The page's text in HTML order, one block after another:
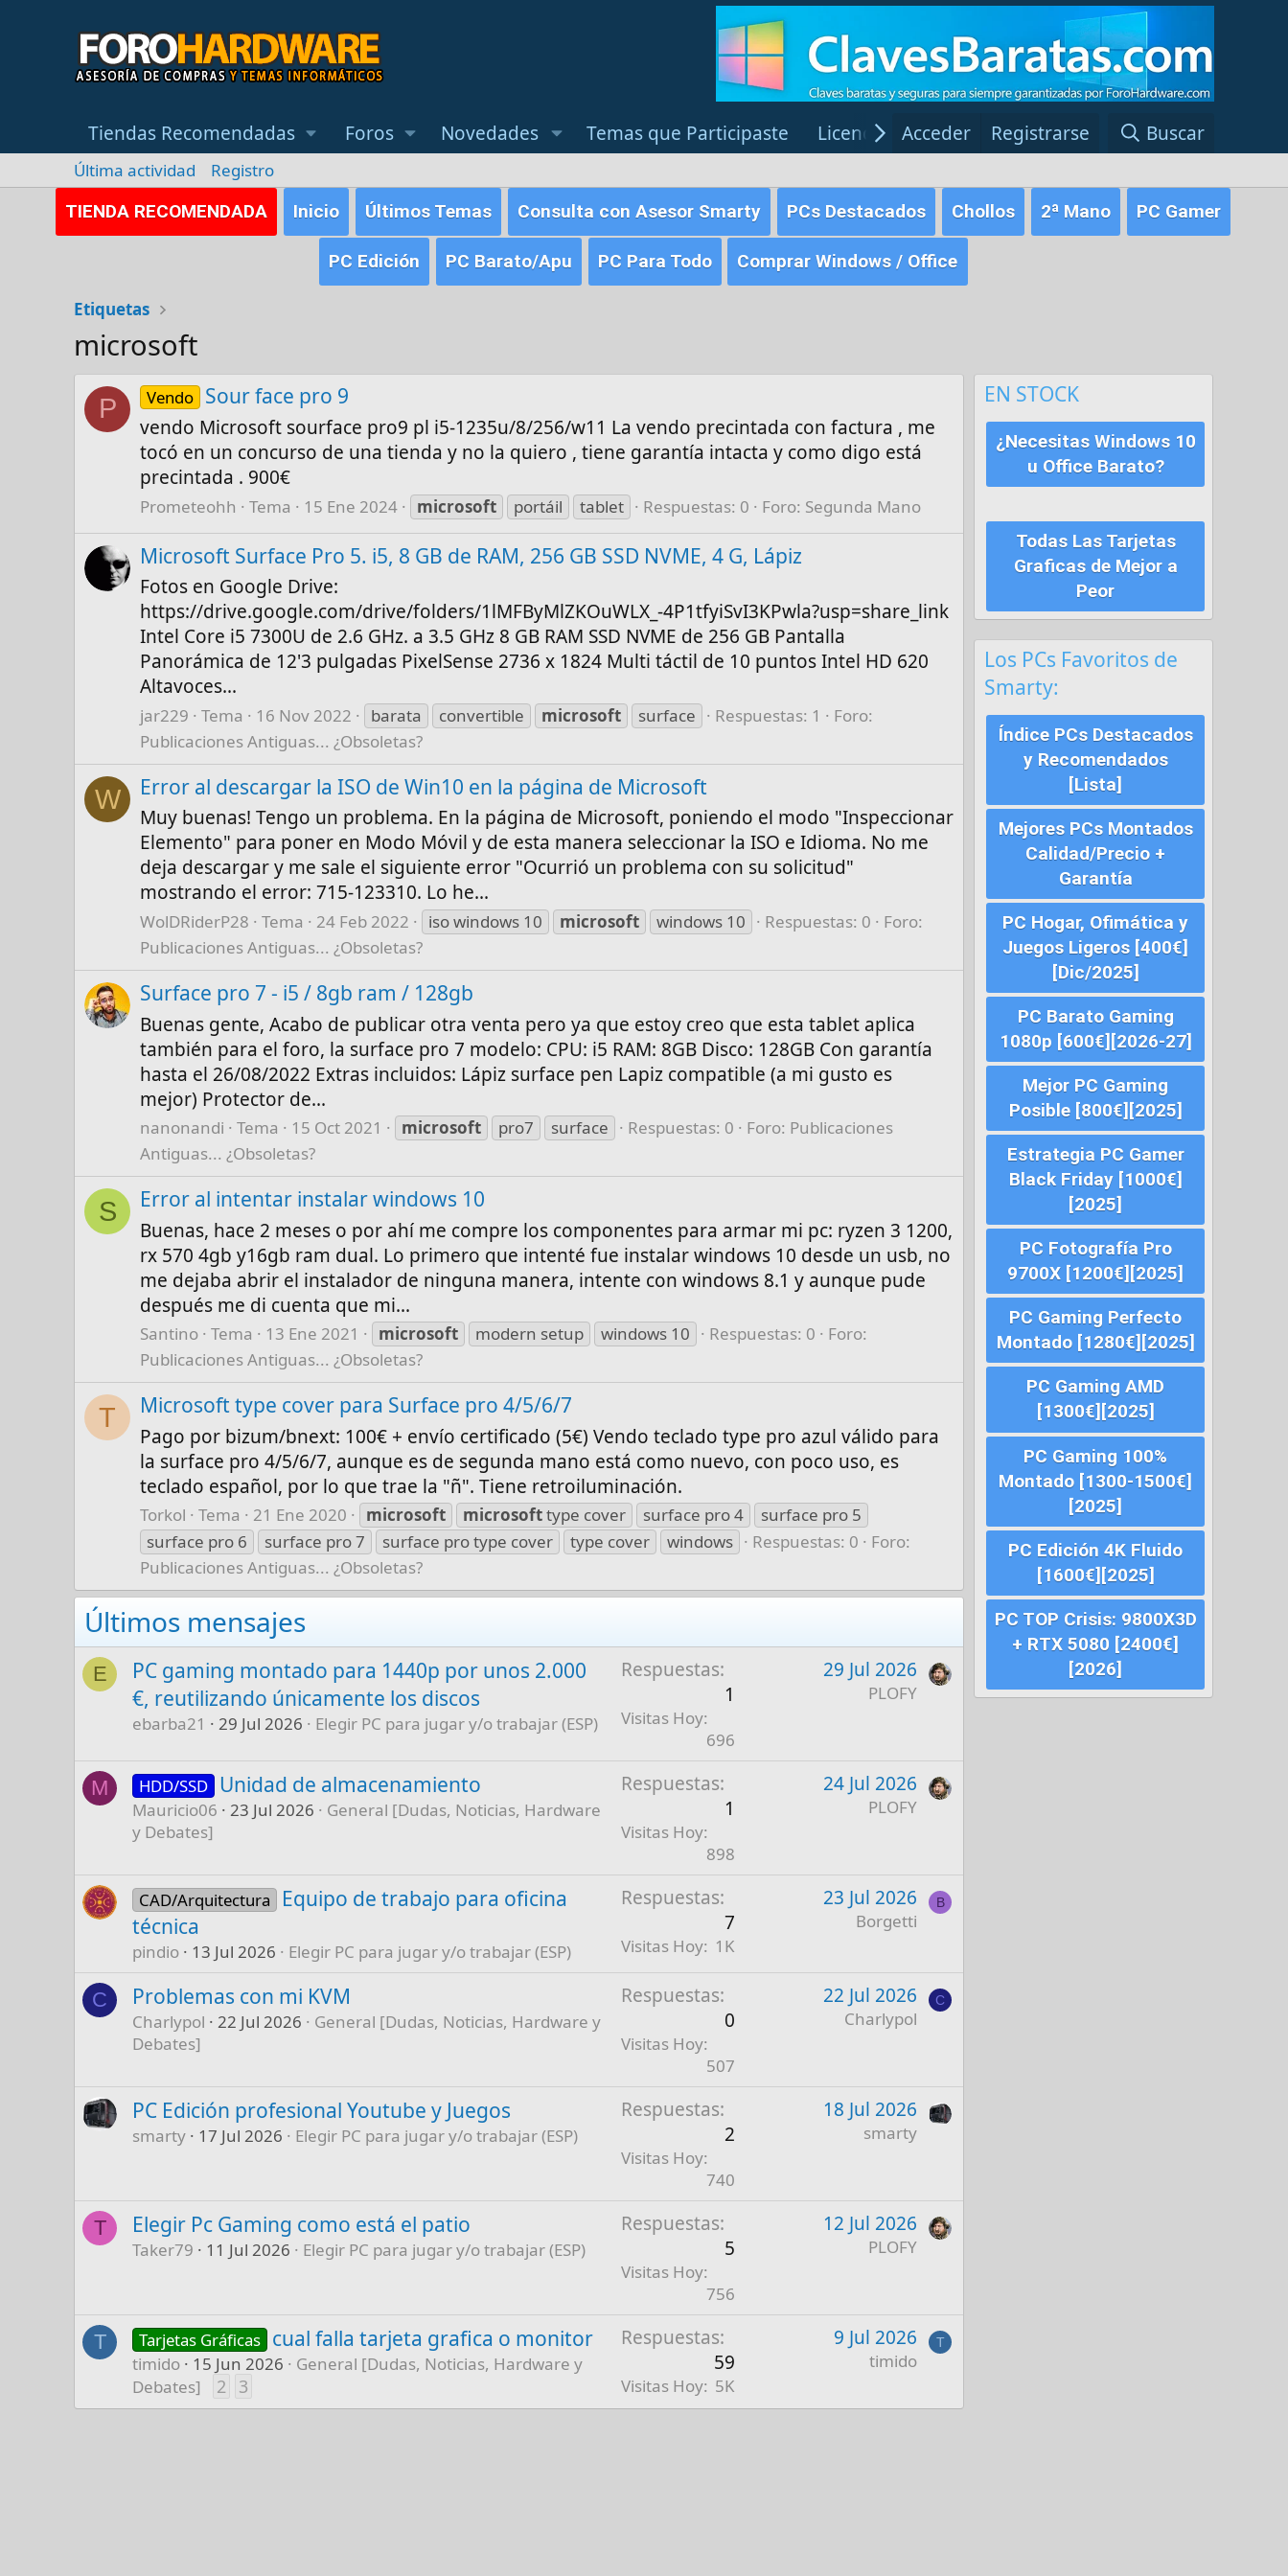
Tiendas Recomendadas Foros Novedades Temas que Participaste Licencias Windows Red Fansite.es
Acceder Registrarse Buscar
Última actividad
Registro
TIENDA RECOMENDADA
Inicio Últimos Temas Consulta con Asesor Smarty PCs Destacados Chollos 2ª Mano PC Gamer
PC Edición PC Barato/Apu PC Para Todo Comprar Windows / Office
Etiquetas
microsoft
P Vendo Sour face pro 9
vendo Microsoft sourface pro9 pl i5-1235u/8/256/w11 La vendo precintada con factura , me
tocó en un concurso de una tienda y no la quiero , tiene garantía intacta y como digo está
precintada . 900€
Prometeohh Tema 15 Ene 2024 microsoft portáil tablet Respuestas: 0 Foro: Segunda Mano
Microsoft Surface Pro 5. i5, 8 GB de RAM, 256 GB SSD NVME, 4 G, Lápiz
Fotos en Google Drive:
https://drive.google.com/drive/folders/1lMFByMlZKOuWLX_-4P1tfyiSvI3KPwla?usp=share_link
Intel Core i5 7300U de 2.6 GHz. a 3.5 GHz 8 GB RAM SSD NVME de 256 GB Pantalla
Panorámica de 12'3 pulgadas PixelSense 2736 x 1824 Multi táctil de 10 puntos Intel HD 620
Altavoces...
jar229 Tema 16 Nov 2022 barata convertible microsoft surface Respuestas: 1
Foro:
Publicaciones Antiguas... ¿Obsoletas?
W Error al descargar la ISO de Win10 en la página de Microsoft
Muy buenas! Tengo un problema. En la página de Microsoft, poniendo el modo "Inspeccionar
Elemento" para poner en Modo Móvil y de esta manera seleccionar la ISO e Idioma. No me
deja descargar y me sale el siguiente error "Ocurrió un problema con su solicitud"
mostrando el error: 715-123310. Lo he...
WolDRiderP28 Tema 24 Feb 2022 iso windows 10 microsoft windows 10 Respuestas: 0
Foro:
Publicaciones Antiguas... ¿Obsoletas?
Surface pro 7 - i5 / 8gb ram / 128gb
Buenas gente, Acabo de publicar otra venta pero ya que estoy creo que esta tablet aplica
también para el foro, la surface pro 7 modelo: CPU: i5 RAM: 8GB Disco: 128GB Con garantía
hasta el 26/08/2022 Extras incluidos: Lápiz surface pen Lapiz compatible (a mi gusto es
mejor) Protector de...
nanonandi Tema 15 Oct 2021 microsoft pro7 surface Respuestas: 0 Foro: Publicaciones
Antiguas... ¿Obsoletas?
S Error al intentar instalar windows 10
Buenas, hace 2 meses o por ahí me compre los componentes para armar mi pc: ryzen 3 1200,
rx 570 4gb y16gb ram dual. Lo primero que intenté fue instalar windows 10 desde un usb, no
me dejaba abrir el instalador de ninguna manera, intente con windows 8.1 y aunque pude
después me di cuenta que mi...
Santino Tema 13 Ene 2021 microsoft modern setup windows 10 Respuestas: 0
Foro:
Publicaciones Antiguas... ¿Obsoletas?
T Microsoft type cover para Surface pro 4/5/6/7
Pago por bizum/bnext: 100€ + envío certificado (5€) Vendo teclado type pro azul válido para
la surface pro 4/5/6/7, aunque es de segunda mano está como nuevo, con poco uso, es
teclado español, por lo que trae la "ñ". Tiene retroiluminación.
Torkol Tema 21 Ene 2020 microsoft microsofttype cover surface pro 4
surface pro 5
surface pro 6
surface pro 7 surface pro type cover type cover windows Respuestas: 0
Foro:
Publicaciones Antiguas... ¿Obsoletas?
Últimos mensajes
E
PC gaming montado para 1440p por unos 2.000
€, reutilizando únicamente los discos
ebarba21 29 Jul 2026 Elegir PC para jugar y/o trabajar (ESP)
Respuestas
1
Visitas Hoy
696
29 Jul 2026
PLOFY
M HDD/SSD Unidad de almacenamiento
Mauricio06 23 Jul 2026
General [Dudas, Noticias, Hardware
y Debates]
Respuestas
1
Visitas Hoy
898
24 Jul 2026
PLOFY
CAD/Arquitectura
Equipo de trabajo para oficina
técnica
pindio 13 Jul 2026 Elegir PC para jugar y/o trabajar (ESP)
Respuestas
7
Visitas Hoy 1K
23 Jul 2026
Borgetti
B
C Problemas con mi KVM
Charlypol 22 Jul 2026
General [Dudas, Noticias, Hardware y
Debates]
Respuestas
0
Visitas Hoy
507
22 Jul 2026
Charlypol
C
PC Edición profesional Youtube y Juegos
smarty 17 Jul 2026 Elegir PC para jugar y/o trabajar (ESP)
Respuestas
2
Visitas Hoy
740
18 Jul 2026
smarty
T Elegir Pc Gaming como está el patio
Taker79 11 Jul 2026 Elegir PC para jugar y/o trabajar (ESP)
Respuestas
5
Visitas Hoy
756
12 Jul 2026
PLOFY
T Tarjetas Gráficas cual falla tarjeta grafica o monitor
timido 15 Jun 2026
General [Dudas, Noticias, Hardware y
Debates]
2 3
Respuestas
59
Visitas Hoy 5K
9 Jul 2026
timido
T
EN STOCK
¿Necesitas Windows 10
u Office Barato?
Todas Las Tarjetas
Graficas de Mejor a
Peor
Los PCs Favoritos de
Smarty:
Índice PCs Destacados
y Recomendados
[Lista]
Mejores PCs Montados
Calidad/Precio +
Garantía
PC Hogar, Ofimática y
Juegos Ligeros [400€]
[Dic/2025]
PC Barato Gaming
1080p [600€][2026-27]
Mejor PC Gaming
Posible [800€][2025]
Estrategia PC Gamer
Black Friday [1000€]
[2025]
PC Fotografía Pro
9700X [1200€][2025]
PC Gaming Perfecto
Montado [1280€][2025]
PC Gaming AMD
[1300€][2025]
PC Gaming 100%
Montado [1300-1500€]
[2025]
PC Edición 4K Fluido
[1600€][2025]
PC TOP Crisis: 9800X3D
+ RTX 5080 [2400€]
[2026]